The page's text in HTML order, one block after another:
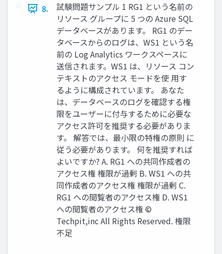
8.
試験問題サンプル 1 RG1 という名前の
リソース グループに 5 つの Azure SQL
データベースがあります。 RG1 のデー
タベースからのログは、WS1 という名
前の Log Analytics ワークスペースに
送信されます。WS1 は、リソース コン
テキストのアクセス モードを使 用す
るように構成されています。 あなた
は、データベースのログを確認する権
限をユーザーに付与するために必要な
アクセス許可を推奨する必要がありま
す。 解答では、最小限の特権の原則 に
従う必要があります。 何を推奨すれば
よいですか? A. RG1 への共同作成者の
アクセス権 権限が過剰 B. WS1 への共
同作成者のアクセス権 権限が過剰 C.
RG1 への閲覧者のアクセス権 D. WS1
への閲覧者のアクセス権 ©
Techpit,inc All Rights Reserved. 権限
不足